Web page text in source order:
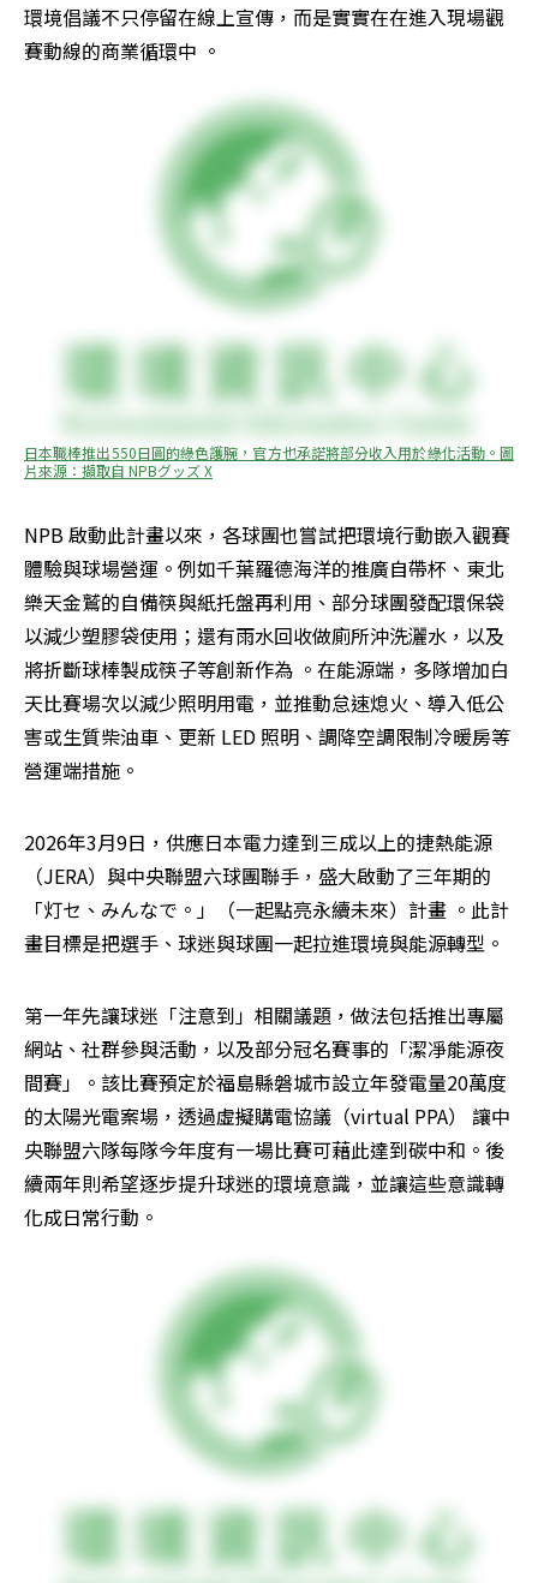
環境倡議不只停留在線上宣傳，而是實實在在進入現場觀
賽動線的商業循環中 。
日本職棒推出550日圓的綠色護腕，官方也承諾將部分收入用於綠化活動。圖
片來源：擷取自 NPBグッズ X
NPB 啟動此計畫以來，各球團也嘗試把環境行動嵌入觀賽
體驗與球場營運。例如千葉羅德海洋的推廣自帶杯、東北
樂天金鷲的自備筷與紙托盤再利用、部分球團發配環保袋
以減少塑膠袋使用；還有雨水回收做廁所沖洗灑水，以及
將折斷球棒製成筷子等創新作為 。在能源端，多隊增加白
天比賽場次以減少照明用電，並推動怠速熄火、導入低公
害或生質柴油車、更新 LED 照明、調降空調限制冷暖房等
營運端措施。
2026年3月9日，供應日本電力達到三成以上的捷熱能源
（JERA）與中央聯盟六球團聯手，盛大啟動了三年期的
「灯セ、みんなで。」（一起點亮永續未來）計畫 。此計
畫目標是把選手、球迷與球團一起拉進環境與能源轉型。
第一年先讓球迷「注意到」相關議題，做法包括推出專屬
網站、社群參與活動，以及部分冠名賽事的「潔凈能源夜
間賽」。該比賽預定於福島縣磐城市設立年發電量20萬度
的太陽光電案場，透過虛擬購電協議（virtual PPA） 讓中
央聯盟六隊每隊今年度有一場比賽可藉此達到碳中和。後
續兩年則希望逐步提升球迷的環境意識，並讓這些意識轉
化成日常行動。